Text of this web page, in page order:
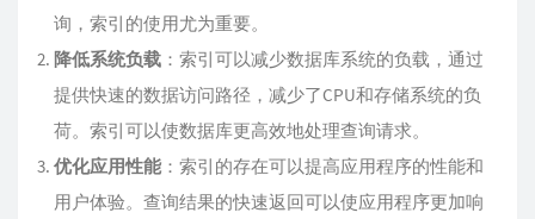
询，索引的使用尤为重要。
降低系统负载 ：索引可以减少数据库系统的负载，通过
提供快速的数据访问路径，减少了CPU和存储系统的负
荷。索引可以使数据库更高效地处理查询请求。
优化应用性能 ：索引的存在可以提高应用程序的性能和
用户体验。查询结果的快速返回可以使应用程序更加响